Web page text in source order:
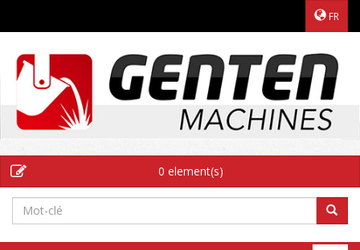
FR
0 element(s)